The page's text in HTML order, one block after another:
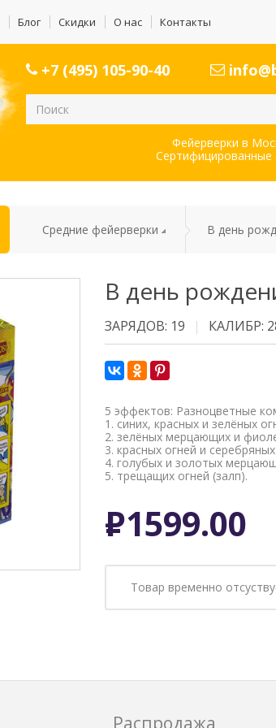
Блог Скидки О нас Контакты
+7 (495) 105-90-40
Фейерверки в
Сертифицированные
Средние фейерверки В день
В день
ЗАРЯДОВ: 19 КАЛИБР:
5 эффектов: Разноцветные
1. синих, красных и зелёных
2. зелёных мерцающих и
3. красных огней и
4. голубых и золотых
5. трещащих огней (залп).
Р1599.00
Товар временно
Распродажа